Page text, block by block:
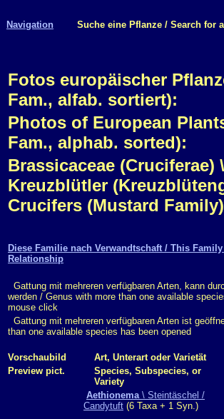
Navigation Suche eine Pflanze / Search for
Fotos europäischer
Fam., alfab. sortiert):
Photos of European
Fam., alphab. sorted):
Brassicaceae (Cruciferae) \
Kreuzblütler
Crucifers (Mustard Family)
Diese Familie nach Verwandtschaft / This
Relationship
Gattung mit mehreren verfügbaren Arten, kann
werden / Genus with more than one available
mouse click
Gattung mit mehreren verfügbaren Arten ist
than one available species has been opened
Vorschaubild Art, Unterart oder Varietät
Preview pict.
Species, Subspecies, or
Variety
Aethionema\ Steintäschel /
Candytuft (6 Taxa + 1 Syn.)